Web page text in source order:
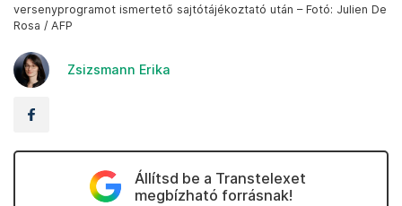
versenyprogramot ismertető sajtótájékoztató után – Fotó: Julien De
Rosa / AFP
Zsizsmann Erika
Állítsd be a Transtelexet
megbízható forrásnak!